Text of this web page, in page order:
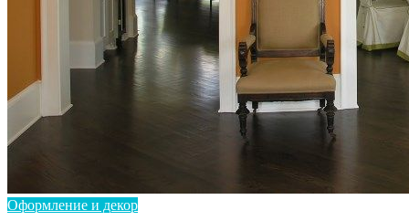
Оформление и декор